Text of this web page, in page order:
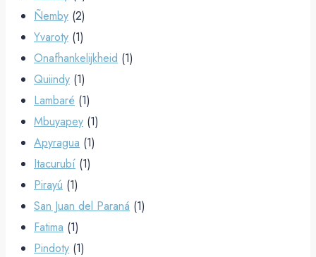
Ñemby (2)
Yvaroty (1)
Onafhankelijkheid (1)
Quiindy (1)
Lambaré (1)
Mbuyapey (1)
Apyragua (1)
Itacurubí (1)
Pirayú (1)
San Juan del Paraná (1)
Fatima (1)
Pindoty (1)